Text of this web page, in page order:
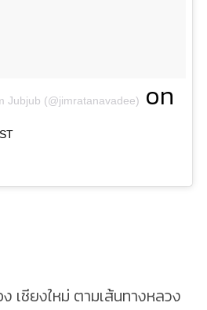
Jubjub (@jimratanavadee) on
เชียงใหม่ ตามเส้นทางหลวง